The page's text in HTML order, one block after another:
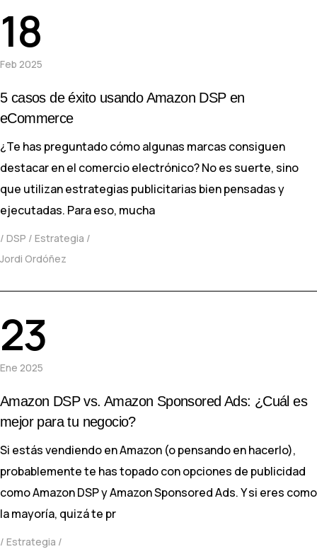
18
Feb 2025
5 casos de éxito usando Amazon DSP en
eCommerce
¿Te has preguntado cómo algunas marcas consiguen
destacar en el comercio electrónico? No es suerte, sino
que utilizan estrategias publicitarias bien pensadas y
ejecutadas. Para eso, mucha
DSP
Estrategia
Jordi Ordóñez
23
Ene 2025
Amazon DSP vs. Amazon Sponsored Ads: ¿Cuál es
mejor para tu negocio?
Si estás vendiendo en Amazon (o pensando en hacerlo),
probablemente te has topado con opciones de publicidad
como Amazon DSP y Amazon Sponsored Ads. Y si eres como
la mayoría, quizá te pr
Estrategia